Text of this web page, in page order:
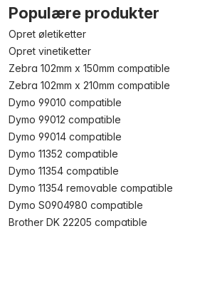
Populære produkter
Opret øletiketter
Opret vinetiketter
Zebra 102mm x 150mm compatible
Zebra 102mm x 210mm compatible
Dymo 99010 compatible
Dymo 99012 compatible
Dymo 99014 compatible
Dymo 11352 compatible
Dymo 11354 compatible
Dymo 11354 removable compatible
Dymo S0904980 compatible
Brother DK 22205 compatible